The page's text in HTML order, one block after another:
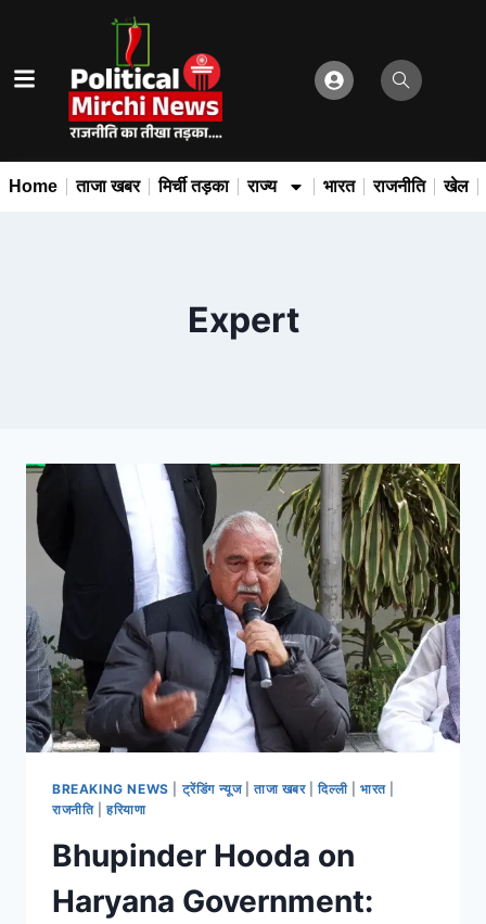
Home ताजा खबर मिर्ची तड़का राज्य भारत राजनीति खेल
Expert
BREAKING NEWS ट्रेंडिंग न्यूज|ताजा खबर|दिल्ली|भारत|
राजनीति|हरियाणा
Bhupinder Hooda on
Haryana Government: